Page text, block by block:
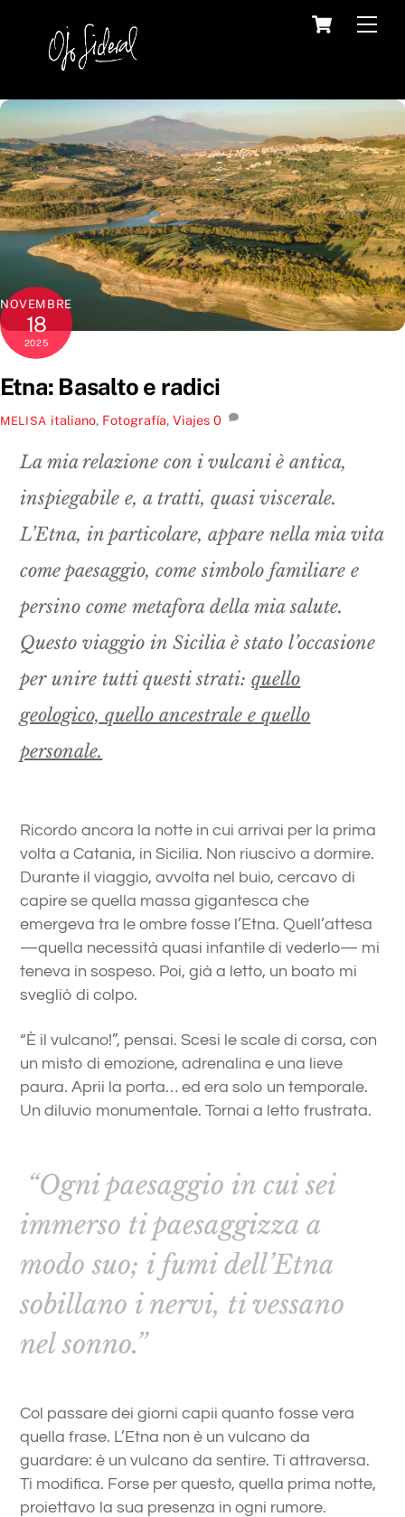
content
Cart
NOVEMBRE
18
2025
Etna: Basalto e radici
MELISA italiano, Fotografía, Viajes 0
La mia relazione con i vulcani è antica,
inspiegabile e, a tratti, quasi viscerale.
L’Etna, in particolare, appare nella mia vita
come paesaggio, come simbolo familiare e
persino come metafora della mia salute.
Questo viaggio in Sicilia è stato l’occasione
per unire tutti questi strati:quello
geologico, quello ancestrale e quello
personale.
Ricordo ancora la notte in cui arrivai per la prima
volta a Catania, in Sicilia. Non riuscivo a dormire.
Durante il viaggio, avvolta nel buio, cercavo di
capire se quella massa gigantesca che
emergeva tra le ombre fosse l’Etna. Quell’attesa
—quella necessità quasi infantile di vederlo— mi
teneva in sospeso. Poi, già a letto, un boato mi
svegliò di colpo.
“È il vulcano!”, pensai. Scesi le scale di corsa, con
un misto di emozione, adrenalina e una lieve
paura. Aprii la porta… ed era solo un temporale.
Un diluvio monumentale. Tornai a letto frustrata.
“Ogni paesaggio in cui sei
immerso ti paesaggizza a
modo suo; i fumi dell’Etna
sobillano i nervi, ti vessano
nel sonno.”
Col passare dei giorni capii quanto fosse vera
quella frase. L’Etna non è un vulcano da
guardare: è un vulcano da sentire. Ti attraversa.
Ti modifica. Forse per questo, quella prima notte,
proiettavo la sua presenza in ogni rumore.